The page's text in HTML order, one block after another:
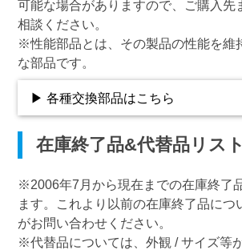
可能な場合がありますので、ご購入先
相談ください。
※性能部品とは、その製品の性能を維
な部品です。
▶ 各種交換部品はこちら
在庫終了品&代替品リスト
※2006年7月から現在までの在庫終了
ます。これより以前の在庫終了品につ
がお問い合わせください。
※代替品については、外観 / サイズ等